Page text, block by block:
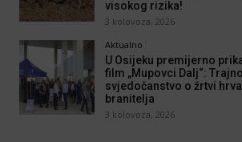
visokog rizika!
3 kolovoza, 2026
Aktualno
U Osijeku premijerno
film „Mupovci Dalj“: Trajno
svjedočanstvo o žrtvi
branitelja
3 kolovoza, 2026